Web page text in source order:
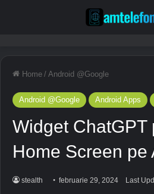
Home / Android @Google
Android @Google Android Apps
Widget ChatGPT
Home Screen pe
stealth februarie 29, 2024 Last